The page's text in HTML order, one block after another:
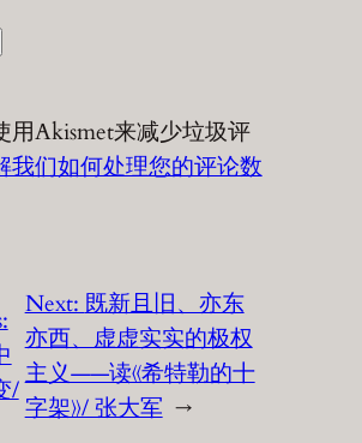
用Akismet来减少垃圾评
我们如何处理您的评论数
/
Next: 既新且旧、亦东
亦西、虚虚实实的极权
主义——读《希特勒的十
字架》/ 张大军 →